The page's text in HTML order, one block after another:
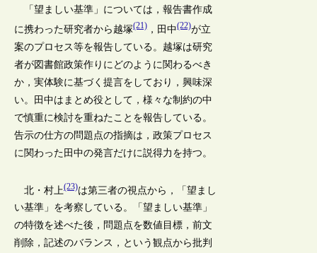
「望ましい基準」については，報告書作成
に携わった研究者から越塚(21)，田中(22)が立
案のプロセス等を報告している。越塚は研究
者が図書館政策作りにどのように関わるべき
か，実体験に基づく提言をしており，興味深
い。田中はまとめ役として，様々な制約の中
で慎重に検討を重ねたことを報告している。
告示の仕方の問題点の指摘は，政策プロセス
に関わった田中の発言だけに説得力を持つ。
北・村上(23)は第三者の視点から，「望まし
い基準」を考察している。「望ましい基準」
の特徴を述べた後，問題点を数値目標，前文
削除，記述のバランス，という観点から批判